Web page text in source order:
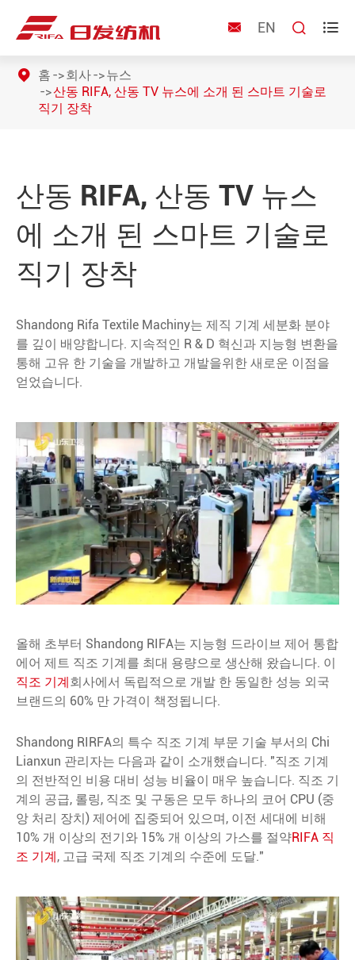
 EN  
홈 회사
뉴스
산동 RIFA, 산동 TV 뉴스에 소개 된 스마트 기술로
직기 장착
산동 RIFA, 산동 TV 뉴스
에 소개 된 스마트 기술로
직기 장착
Shandong Rifa Textile Machiny는 제직 기계 세분화 분야
를 깊이 배양합니다. 지속적인 R & D 혁신과 지능형 변환을
통해 고유 한 기술을 개발하고 개발을위한 새로운 이점을
얻었습니다.
올해 초부터 Shandong RIFA는 지능형 드라이브 제어 통합
에어 제트 직조 기계를 최대 용량으로 생산해 왔습니다. 이
직조 기계회사에서 독립적으로 개발 한 동일한 성능 외국
브랜드의 60% 만 가격이 책정됩니다.
Shandong RIRFA의 특수 직조 기계 부문 기술 부서의 Chi
Lianxun 관리자는 다음과 같이 소개했습니다. "직조 기계
의 전반적인 비용 대비 성능 비율이 매우 높습니다. 직조 기
계의 공급, 롤링, 직조 및 구동은 모두 하나의 코어 CPU (중
앙 처리 장치) 제어에 집중되어 있으며, 이전 세대에 비해
10% 개 이상의 전기와 15% 개 이상의 가스를 절약RIFA 직
조 기계, 고급 국제 직조 기계의 수준에 도달."